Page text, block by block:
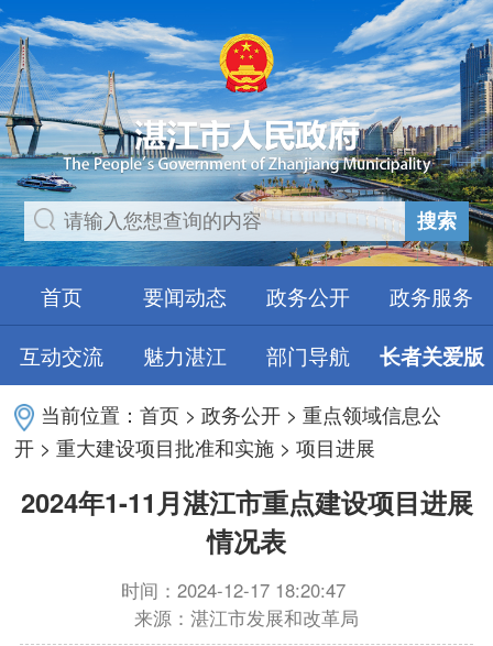
搜索
首页 要闻动态 政务公开
政务服务
互动交流
魅力湛江 部门导航 长者关爱版
当前位置：首页 >政务公开 >重点领域信息公
开 >重大建设项目批准和实施 >项目进展
2024年1-11月湛江市重点建设项目进展
情况表
时间：2024-12-17 18:20:47
来源：湛江市发展和改革局